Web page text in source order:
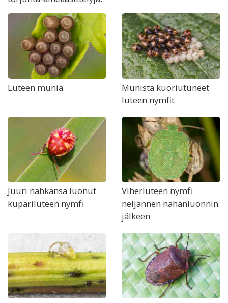
Luteen munia
Munista kuoriutuneet
luteen nymfit
Juuri nahkansa luonut
kupariluteen nymfi
Viherluteen nymfi
neljännen nahanluonnin
jälkeen